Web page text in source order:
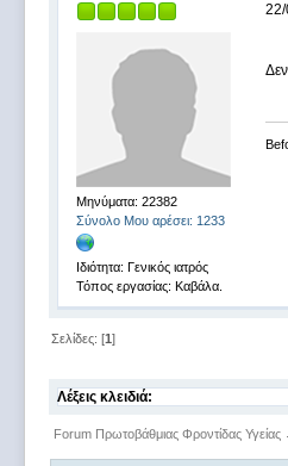
Μηνύματα: 22382
Σύνολο Μου αρέσει: 1233
Ιδιότητα: Γενικός ιατρός
Τόπος εργασίας: Καβάλα.
Σελίδες: [1]
Λέξεις κλειδιά:
Forum Πρωτοβάθμιας Φροντίδας Υγείας